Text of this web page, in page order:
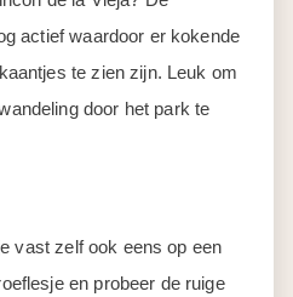
actief waardoor er kokende
te zien zijn. Leuk om
door het park te
vast zelf ook eens op een
en probeer de ruige